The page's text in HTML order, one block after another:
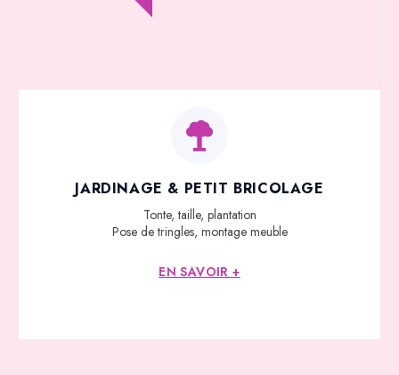
JARDINAGE & PETIT BRICOLAGE
Tonte, taille, plantation
Pose de tringles, montage meuble
EN SAVOIR +